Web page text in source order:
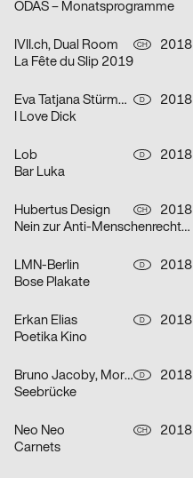
ODAS – Monatsprogramme
IVII.ch, Dual Room CH
2018
La Fête du Slip 2019
Eva Tatjana Stürmer, Lena Thomaka D
2018
I Love Dick
Lob D
2018
Bar Luka
Hubertus Design CH
2018
Nein zur Anti-Menschenrechtsinitiative
LMN-Berlin D
2018
Bose Plakate
Erkan Elias D
2018
Poetika Kino
Bruno Jacoby, Moritz Appich, Johanna Schäfer D
2018
Seebrücke
Neo Neo CH
2018
Carnets